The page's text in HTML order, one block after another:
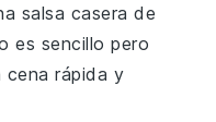
salsa casera de
es sencillo pero
cena rápida y